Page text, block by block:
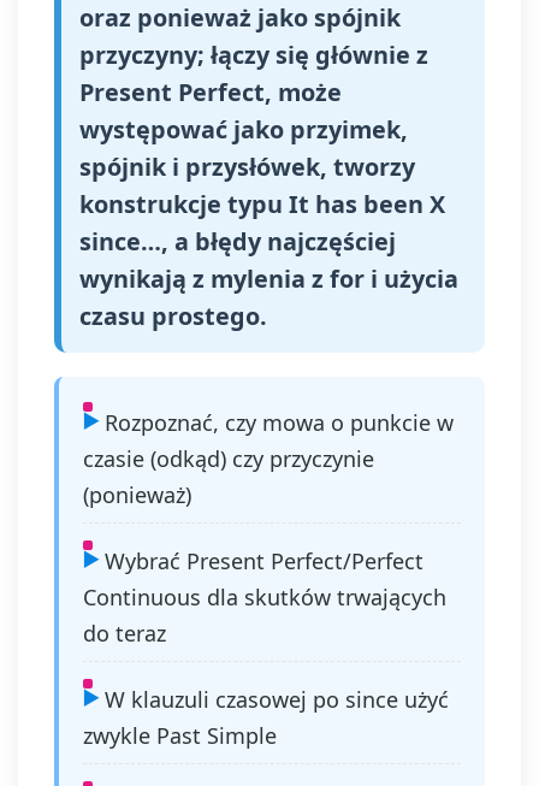
oraz ponieważ jako spójnik
przyczyny; łączy się głównie z
Present Perfect, może
występować jako przyimek,
spójnik i przysłówek, tworzy
konstrukcje typu It has been X
since…, a błędy najczęściej
wynikają z mylenia z for i użycia
czasu prostego.
Rozpoznać, czy mowa o punkcie w
czasie (odkąd) czy przyczynie
(ponieważ)
Wybrać Present Perfect/Perfect
Continuous dla skutków trwających
do teraz
W klauzuli czasowej po since użyć
zwykle Past Simple